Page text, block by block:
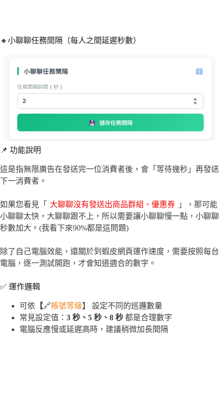
🔸小聊聊任務間隔（每人之間延遲秒數）
📌 功能說明
這是指無限廣告在發送完一位消費者後，會「等待幾秒」再發送
下一消費者。
如果您看見「 大聊聊沒有發送出商品群組、優惠券
」，那可能
小聊聊太快，大聊聊跟不上，所以需要讓小聊聊慢一點，小聊聊
秒數加大。(我看下來90%都是這問題)
除了自己電腦效能，還關於到蝦皮網頁運作速度，需要按照每台
電腦，逐一測試開跑，才會知道適合的數字。
✅ 運作邏輯
可依 【🔗帳號等級】 設定不同的巡邏數量
常見設定值： 3 秒、5 秒、8 秒 都是合理數字
電腦反應慢或延遲高時，建議稍微加長間隔